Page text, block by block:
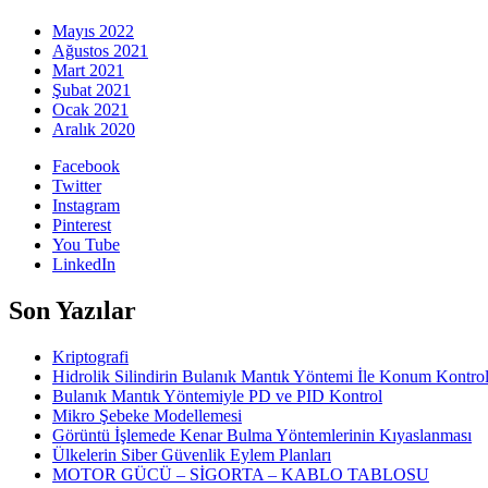
Mayıs 2022
Ağustos 2021
Mart 2021
Şubat 2021
Ocak 2021
Aralık 2020
Facebook
Twitter
Instagram
Pinterest
You Tube
LinkedIn
Son Yazılar
Kriptografi
Hidrolik Silindirin Bulanık Mantık Yöntemi İle Konum
Bulanık Mantık Yöntemiyle PD ve PID Kontrol
Mikro Şebeke Modellemesi
Görüntü İşlemede Kenar Bulma Yöntemlerinin Kıyaslanması
Ülkelerin Siber Güvenlik Eylem Planları
MOTOR GÜCÜ – SİGORTA – KABLO TABLOSU